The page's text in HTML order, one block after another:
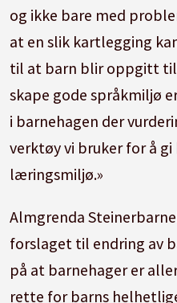
og ikke bare med
at en slik kartlegging
til at barn blir oppgitt til
skape gode språkmiljø
i barnehagen der
verktøy vi bruker for å
læringsmiljø.»
Almgrenda
forslaget til endring av
på at barnehager er
rette for barns